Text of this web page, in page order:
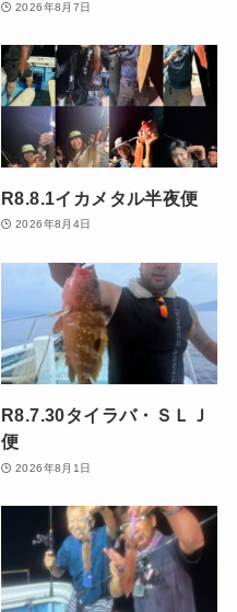
2026年8月7日
R8.8.1イカメタル半夜便
2026年8月4日
R8.7.30タイラバ・ＳＬＪ
便
2026年8月1日